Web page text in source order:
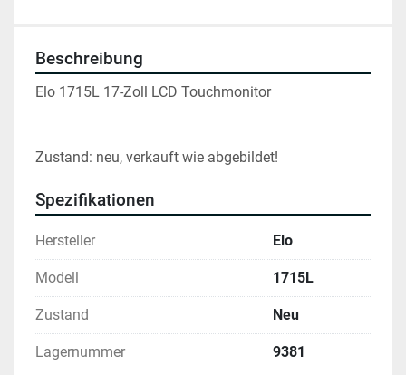
Beschreibung
Elo 1715L 17-Zoll LCD Touchmonitor
Zustand: neu, verkauft wie abgebildet!
Spezifikationen
Hersteller Elo
Modell 1715L
Zustand Neu
Lagernummer 9381